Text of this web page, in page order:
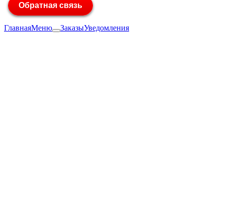
Обратная связь
ГлавнаяМеню ЗаказыУведомления